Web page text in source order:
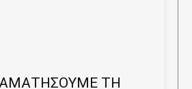
ΤΗ